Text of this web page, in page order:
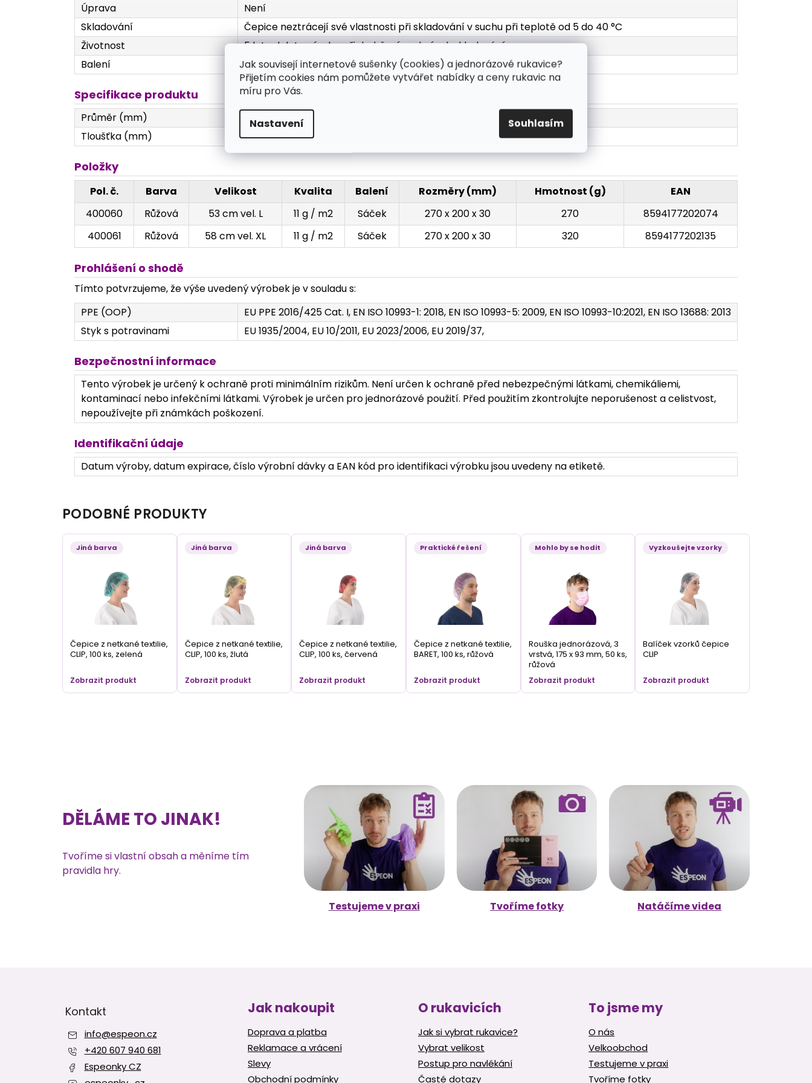
Jak souvisejí internetové sušenky (cookies) a jednorázové rukavice?
Přijetím cookies nám pomůžete vytvářet nabídky a ceny rukavic na
míru pro Vás.
Nastavení Souhlasím
Úprava
Není
Skladování
Čepice neztrácejí své vlastnosti při skladování v suchu při teplotě od 5 do 40 °C
Životnost
5 let od data výroby při dodržení podmínek skladování
Balení
100 ks v sáčku, 1 000 ks v kartonu
Specifikace produktu
Průměr (mm)
530 mm nebo 580 mm
Tloušťka (mm)
Textilie: 11 g / m2
Položky
Pol. č. Barva Velikost Kvalita Balení Rozměry (mm) Hmotnost (g)
EAN
400060
Růžová 53 cm vel. L 11 g / m2 Sáček 270 x 200 x 30 270
8594177202074
400061
Růžová 58 cm vel. XL 11 g / m2 Sáček 270 x 200 x 30 320 8594177202135
Prohlášení o shodě
Tímto potvrzujeme, že výše uvedený výrobek je v souladu s:
PPE (OOP)
EU PPE 2016/425 Cat. I, EN ISO 10993-1: 2018, EN ISO 10993-5: 2009, EN ISO 10993-10:2021, EN ISO 13688: 2013
Styk s potravinami
EU 1935/2004, EU 10/2011, EU 2023/2006, EU 2019/37,
Bezpečnostní informace
Tento výrobek je určený k ochraně proti minimálním rizikům. Není určen k ochraně před nebezpečnými látkami, chemikáliemi,
kontaminací nebo infekčními látkami. Výrobek je určen pro jednorázové použití. Před použitím zkontrolujte neporušenost a celistvost,
nepoužívejte při známkách poškození.
Identifikační údaje
Datum výroby, datum expirace, číslo výrobní dávky a EAN kód pro identifikaci výrobku jsou uvedeny na etiketě.
PODOBNÉ PRODUKTY
Jiná barva
Čepice z netkané textilie,
CLIP, 100 ks, zelená
Zobrazit produkt
Jiná barva
Čepice z netkané textilie,
CLIP, 100 ks, žlutá
Zobrazit produkt
Jiná barva
Čepice z netkané textilie,
CLIP, 100 ks, červená
Zobrazit produkt
Praktické řešení
Čepice z netkané textilie,
BARET, 100 ks, růžová
Zobrazit produkt
Mohlo by se hodit
Rouška jednorázová, 3
vrstvá, 175 x 93 mm, 50 ks,
růžová
Zobrazit produkt
Vyzkoušejte vzorky
Balíček vzorků čepice
CLIP
Zobrazit produkt
DĚLÁME TO JINAK!
Tvoříme si vlastní obsah a měníme tím
pravidla hry.
Testujeme v praxi Tvoříme fotky Natáčíme videa
Kontakt
info@espeon.cz
+420 607 940 681
Espeonky CZ
Jak nakoupit
Doprava a platba
Reklamace a vrácení
Slevy
Obchodní podmínky
O rukavicích
Jak si vybrat rukavice?
Vybrat velikost
Postup pro navlékání
Časté dotazy
To jsme my
O nás
Velkoobchod
Testujeme v praxi
Tvoříme fotky